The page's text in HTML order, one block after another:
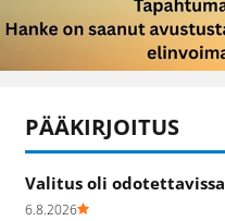
PÄÄKIRJOITUS
Valitus oli odotettavissa
6.8.2026